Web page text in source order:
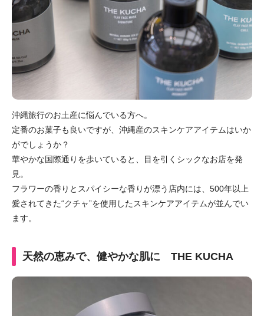
沖縄旅行のお土産に悩んでいる方へ。
定番のお菓子も良いですが、沖縄産のスキンケアアイテムはいか
がでしょうか？
華やかな国際通りを歩いていると、目を引くシックなお店を発
見。
フラワーの香りとスパイシーな香りが漂う店内には、500年以上
愛されてきた“クチャ”を使用したスキンケアアイテムが並んでい
ます。
天然の恵みで、健やかな肌に THE KUCHA